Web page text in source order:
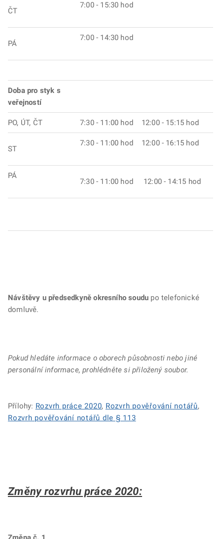
ČT
7:00 - 15:30 hod
PÁ
7:00 - 14:30 hod
Doba pro styk s
veřejností
PO, ÚT, ČT 7:30 - 11:00 hod 12:00 - 15:15 hod
ST
7:30 - 11:00 hod 12:00 - 16:15 hod
PÁ
7:30 - 11:00 hod 12:00 - 14:15 hod
Návštěvy u předsedkyně okresního soudu po telefonické
domluvě.
Pokud hledáte informace o oborech působnosti nebo jiné
personální informace, prohlédněte si přiložený soubor.
Přílohy: Rozvrh práce 2020, Rozvrh pověřování notářů,
Rozvrh pověřování notářů dle § 113
Změny rozvrhu práce 2020: